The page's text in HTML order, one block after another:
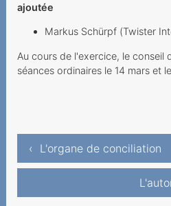
ajoutée
Markus Schürpf (Twister
Au cours de l'exercice, le conseil
séances ordinaires le 14 mars et
‹ L'organe de conciliation